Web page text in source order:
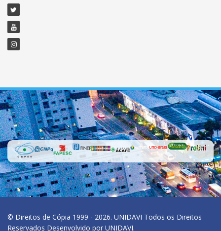
© Direitos de Cópia 1999 - 2026. UNIDAVI Todos os Direitos
Reservados Desenvolvido por UNIDAVI.